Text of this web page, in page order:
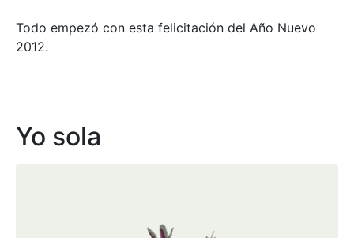
Todo empezó con esta felicitación del Año Nuevo
2012.
Yo sola